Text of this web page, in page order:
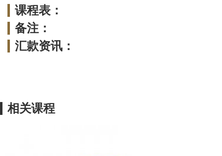
课程表：
备注：
汇款资讯：
相关课程